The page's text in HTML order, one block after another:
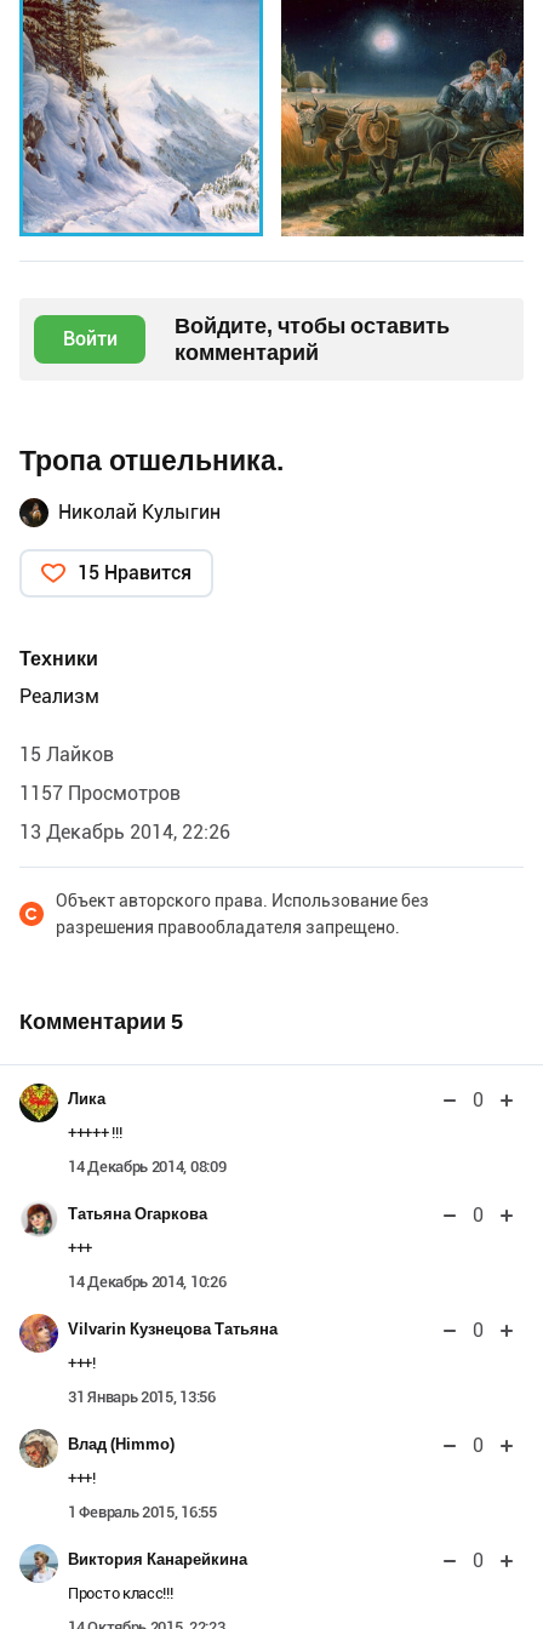
Войти
Войдите, чтобы оставить
комментарий
Тропа отшельника.
Николай Кулыгин
15 Нравится
Техники
Реализм
15 Лайков
1157 Просмотров
13 Декабрь 2014, 22:26
Объект авторского права. Использование без
разрешения правообладателя запрещено.
Комментарии 5
Лика 0
+++++ !!!
14 Декабрь 2014, 08:09
Татьяна Огаркова 0
+++
14 Декабрь 2014, 10:26
Vilvarin Кузнецова Татьяна 0
+++!
31 Январь 2015, 13:56
Влад (Himmo) 0
+++!
1 Февраль 2015, 16:55
Виктория Канарейкина 0
Просто класс!!!